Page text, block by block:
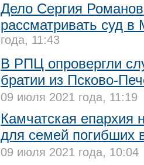
Дело Сергия
рассматривать суд в
года, 11:43
В РПЦ опровергли
братии из Псково-
09 июля 2021 года, 11:19
Камчатская епархия
для семей погибших
09 июля 2021 года, 10:04